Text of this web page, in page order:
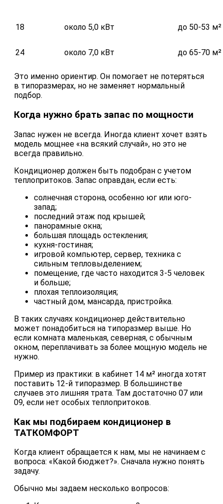
18 около 5,0 кВт до 50-53 м²
24 около 7,0 кВт до 65-70 м²
Это именно ориентир. Он помогает не потеряться
в типоразмерах, но не заменяет нормальный
подбор.
Когда нужно брать запас по мощности
Запас нужен не всегда. Иногда клиент хочет взять
модель мощнее «на всякий случай», но это не
всегда правильно.
Кондиционер должен быть подобран с учетом
теплопритоков. Запас оправдан, если есть:
солнечная сторона, особенно юг или юго-
запад;
последний этаж под крышей;
панорамные окна;
большая площадь остекления;
кухня-гостиная;
игровой компьютер, сервер, техника с
сильным тепловыделением;
помещение, где часто находится 3-5 человек
и больше;
плохая теплоизоляция;
частный дом, мансарда, пристройка.
В таких случаях кондиционер действительно
может понадобиться на типоразмер выше. Но
если комната маленькая, северная, с обычным
окном, переплачивать за более мощную модель не
нужно.
Пример из практики: в кабинет 14 м² иногда хотят
поставить 12-й типоразмер. В большинстве
случаев это лишняя трата. Там достаточно 07 или
09, если нет особых теплопритоков.
Как мы подбираем кондиционер в
ТАТКОМФОРТ
Когда клиент обращается к нам, мы не начинаем с
вопроса: «Какой бюджет?». Сначала нужно понять
задачу.
Обычно мы задаем несколько вопросов: